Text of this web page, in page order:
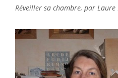
Réveiller sa chambre, par Laure